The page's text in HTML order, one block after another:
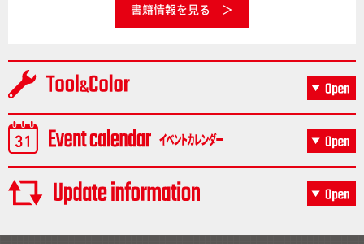
書籍情報を見る